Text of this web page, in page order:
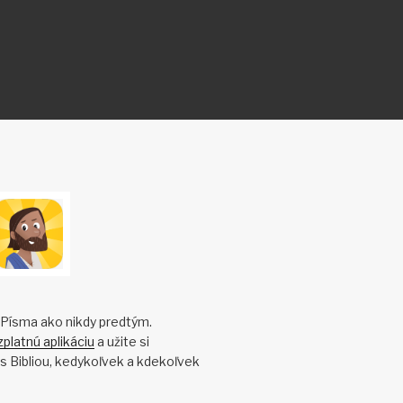
ako nikdy predtým.
aplikáciu a užite si
Bibliou, kedykoľvek a kdekoľvek